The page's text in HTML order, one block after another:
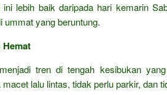
lebih baik daripada hari kemarin
ummat yang beruntung.
tren di tengah kesibukan
lalu lintas, tidak perlu parkir, dan